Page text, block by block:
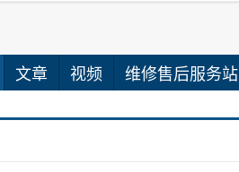
文章 视频 维修售后服务站